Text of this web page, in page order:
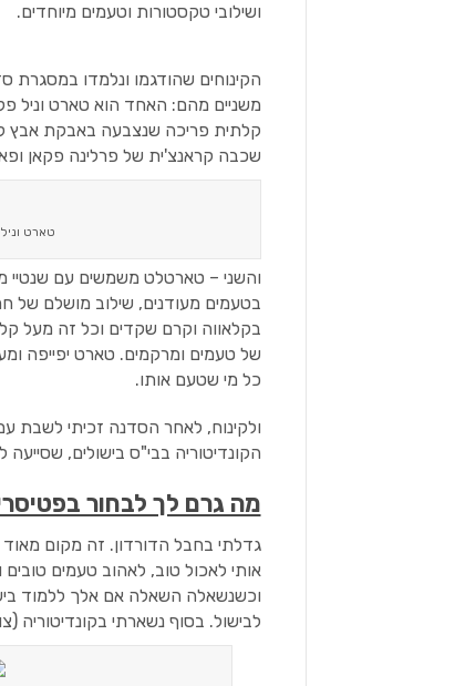
ושילובי טקסטורות וטעמים מיוחדים.
הקינוחים שהודגמו ונלמדו
קלתית פריכה שנצבעה באבקת אבץ
שכבה קראנצ'ית של פרלינה פקאן
טארט וניל
והשני – טארטלט משמשים עם
בטעמים מעודנים, שילוב מושלם של
בקלאווה וקרם שקדים וכל זה מעל
של טעמים ומרקמים. טארט יפייפה
כל מי שטעם אותו.
ולקינוח, לאחר הסדנה זכיתי לשבת
הקונדיטוריה בבי"ס בישולים, שסייעה
מה גרם לך לבחור
גדלתי בחבל הדורדון. זה מקום
אותי לאכול טוב, לאהוב טעמים
וכשנשאלה השאלה אם אלך ללמוד
לבישול. בסוף נשארתי בקונדיטוריה